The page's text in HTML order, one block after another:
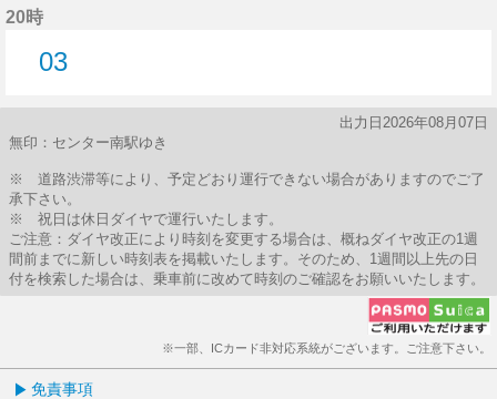
20時
03
出力日2026年08月07日
無印：センター南駅ゆき
※ 道路渋滞等により、予定どおり運行できない場合がありますのでご了
承下さい。
※ 祝日は休日ダイヤで運行いたします。
ご注意：ダイヤ改正により時刻を変更する場合は、概ねダイヤ改正の1週
間前までに新しい時刻表を掲載いたします。そのため、1週間以上先の日
付を検索した場合は、乗車前に改めて時刻のご確認をお願いいたします。
※一部、ICカード非対応系統がございます。ご注意下さい。
免責事項